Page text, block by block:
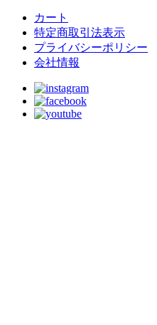
カート
特定商取引法表示
プライバシーポリシー
会社情報